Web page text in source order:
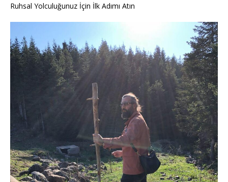
Ruhsal Yolculuğunuz İçin İlk Adımı Atın